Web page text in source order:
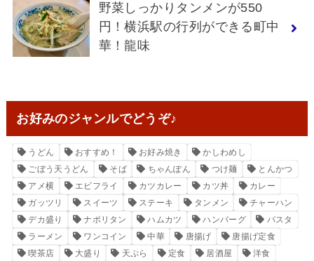
野菜しっかりタンメンが550
円！横浜駅の行列ができる町中
華！龍味
お好みのジャンルでどうぞ♪
うどん おすすめ！ お好み焼き
かしわめし
ごぼう天うどん
そば ちゃんぽん つけ麺
とんかつ
アメ横
エビフライ カツカレー カツ丼
カレー
ガッツリ
スイーツ ステーキ タンメン
チャーハン
デカ盛り
ナポリタン ハムカツ ハンバーグ
パスタ
ラーメン
ワンコイン 中華 唐揚げ
唐揚げ定食
喫茶店
大盛り 天ぷら 定食 居酒屋
洋食